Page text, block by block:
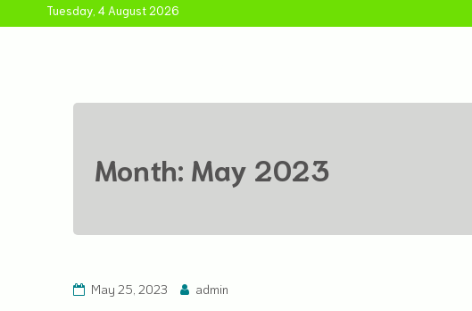
Tuesday, 4 August 2026
Month: May 2023
May 25, 2023 admin